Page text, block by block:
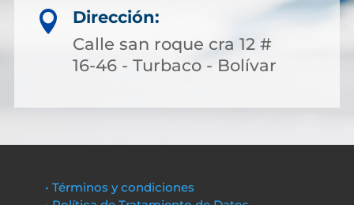

Dirección:
Calle san roque cra 12 #
16-46 - Turbaco - Bolívar
• Términos y condiciones